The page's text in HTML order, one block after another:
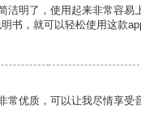
洁明了，使用起来非常容易
书，就可以轻松使用这款
常优质，可以让我尽情享受